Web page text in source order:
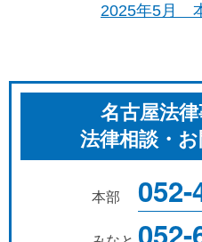
2025年5月
名古屋法
法律相談・
本部 052-